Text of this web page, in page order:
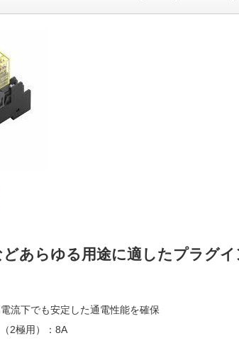
どあらゆる用途に適したプラグ
流下でも安定した通電性能を確保
2極用）：8A